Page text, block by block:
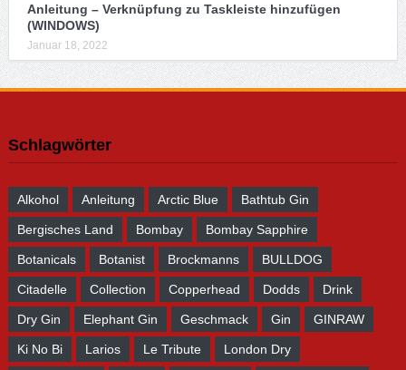
Anleitung – Verknüpfung zu Taskleiste hinzufügen
(WINDOWS)
Januar 18, 2022
Schlagwörter
Alkohol Anleitung Arctic Blue Bathtub Gin
Bergisches Land Bombay Bombay Sapphire
Botanicals Botanist Brockmanns BULLDOG
Citadelle Collection Copperhead Dodds Drink
Dry Gin Elephant Gin Geschmack Gin GINRAW
Ki No Bi Larios Le Tribute London Dry